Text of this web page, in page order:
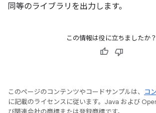
同等のライブラリを出力します。
この情報は役に立ちましたか？
このページのコンテンツやコードサンプルは、
コ
に記載のライセンスに従います。Java および